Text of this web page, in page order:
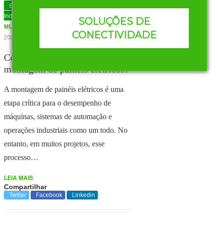
SOLUÇÕES DE
CONECTIVIDADE
Eficiência Energética em Automação
Industrial
REDAÇÃO
MURRELEKTRONIK
26 DE JUNHO DE
2026
Como reduzir o tempo de
montagem de painéis elétricos?
A montagem de painéis elétricos é uma
etapa crítica para o desempenho de
máquinas, sistemas de automação e
operações industriais como um todo. No
entanto, em muitos projetos, esse
processo…
LEIA MAIS
Compartilhar
Twitter Facebook Linkedin